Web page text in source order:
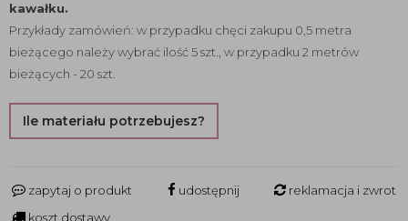
kawałku.
Przykłady zamówień: w przypadku chęci zakupu 0,5 metra
bieżącego należy wybrać ilość 5 szt., w przypadku 2 metrów
bieżących - 20 szt.
Ile materiału potrzebujesz?
zapytaj o produkt udostępnij
reklamacja i zwrot
koszt dostawy